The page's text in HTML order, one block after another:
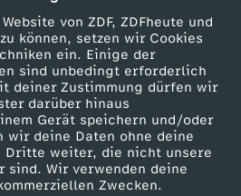
von ZDF, ZDFheute und
können, setzen wir Cookies
ein. Einige der
sind unbedingt erforderlich
deiner Zustimmung dürfen wir
darüber hinaus
Gerät speichern und/oder
wir deine Daten ohne deine
weiter, die nicht unsere
Wir verwenden deine
Zwecken.
ZDFheute
Service
ZDFmitreden
Kontakt zum ZDF
Tickets